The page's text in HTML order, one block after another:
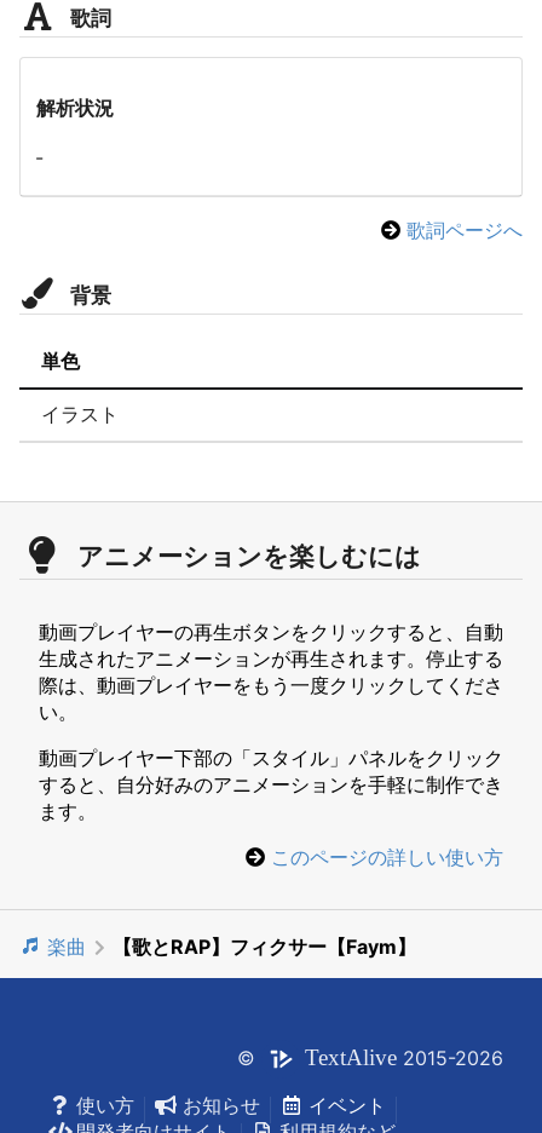
歌詞
解析状況
-
歌詞ページへ
背景
単色
イラスト
アニメーションを楽しむには
動画プレイヤーの再生ボタンをクリックすると、自動
生成されたアニメーションが再生されます。停止する
際は、動画プレイヤーをもう一度クリックしてくださ
い。
動画プレイヤー下部の「スタイル」パネルをクリック
すると、自分好みのアニメーションを手軽に制作でき
ます。
このページの詳しい使い方
楽曲 【歌とRAP】フィクサー【Faym】
© TextAlive 2015-2026
使い方
お知らせ
イベント